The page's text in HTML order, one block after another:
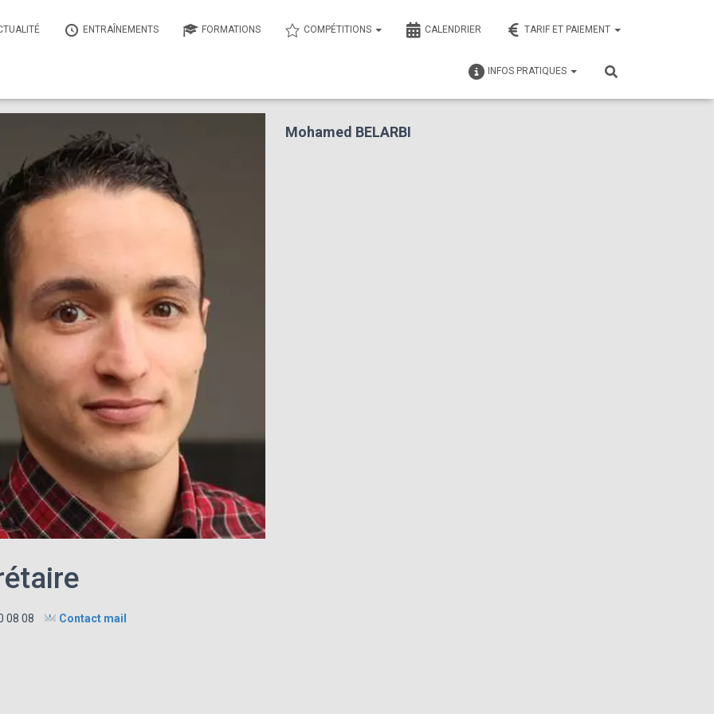
ENTRAÎNEMENTS FORMATIONS COMPÉTITIONS CALENDRIER TARIF ET PAIEMENT
INFOS PRATIQUES
Mohamed BELARBI
08 08 Contact mail